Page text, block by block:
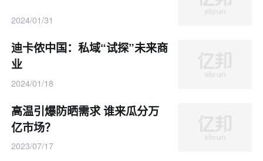
2024/01/31
迪卡侬中国：私域“试探”未来商
业
2024/01/18
高温引爆防晒需求 谁来瓜分万
亿市场？
2023/07/17